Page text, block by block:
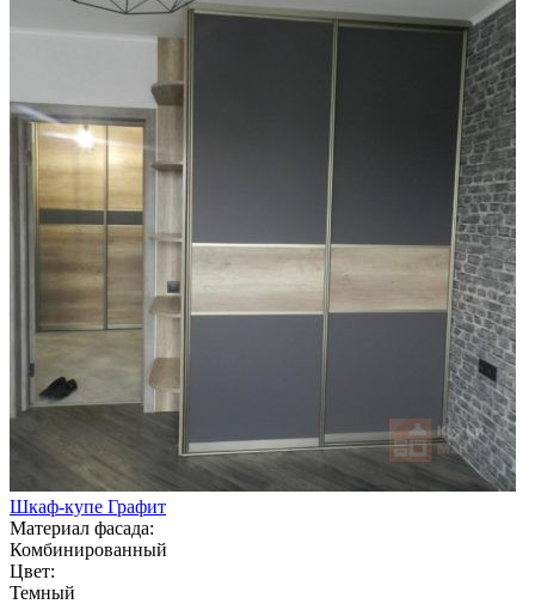
Шкаф-купе Графит
Материал фасада:
Комбинированный
Цвет:
Темный